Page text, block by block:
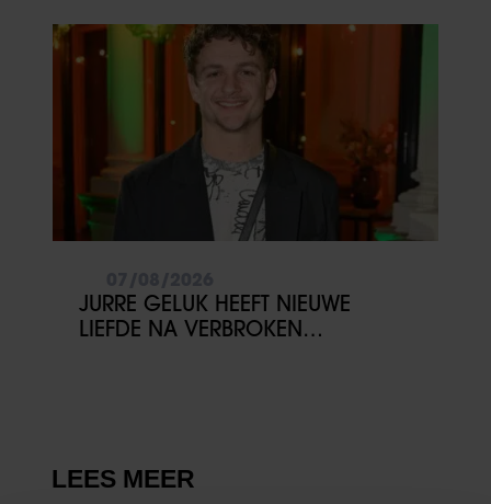
JURRE GELUK HEEFT NIEUWE
LIEFDE NA VERBROKEN